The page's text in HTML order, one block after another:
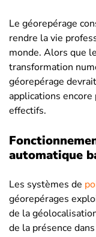
Le géorepérage
rendre la vie
monde. Alors que
transformation
géorepérage
applications
effectifs.
automatique
Les systèmes de
géorepérages
de la
de la présence